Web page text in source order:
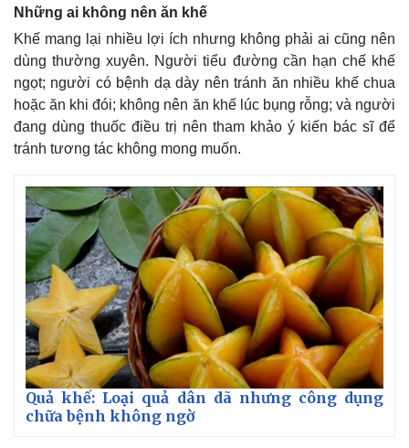
Giá cà phê
Những ai không nên ăn khế
Khế mang lại nhiều lợi ích nhưng không phải ai cũng nên
dùng thường xuyên. Người tiểu đường cần hạn chế khế
ngọt; người có bệnh dạ dày nên tránh ăn nhiều khế chua
hoặc ăn khi đói; không nên ăn khế lúc bụng rỗng; và người
đang dùng thuốc điều trị nên tham khảo ý kiến bác sĩ để
tránh tương tác không mong muốn.
Quả khế: Loại quả dân dã nhưng công dụng
chữa bệnh không ngờ